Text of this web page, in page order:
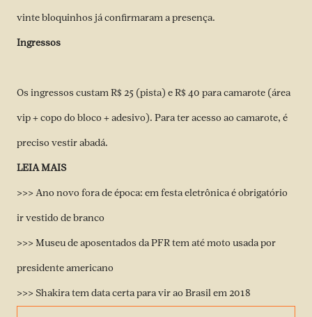
vinte bloquinhos já confirmaram a presença.
Ingressos
Os ingressos custam R$ 25 (pista) e R$ 40 para camarote (área
vip + copo do bloco + adesivo). Para ter acesso ao camarote, é
preciso vestir abadá.
LEIA MAIS
>>> Ano novo fora de época: em festa eletrônica é obrigatório
ir vestido de branco
>>> Museu de aposentados da PFR tem até moto usada por
presidente americano
>>> Shakira tem data certa para vir ao Brasil em 2018